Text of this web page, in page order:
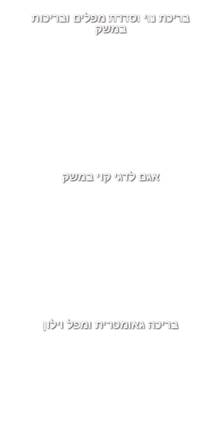
בריכת נוי וסדרת מפלים ובריכות
במשק
אגם לדגי קוי במשק
בריכה גאומטרית ומפל וילון